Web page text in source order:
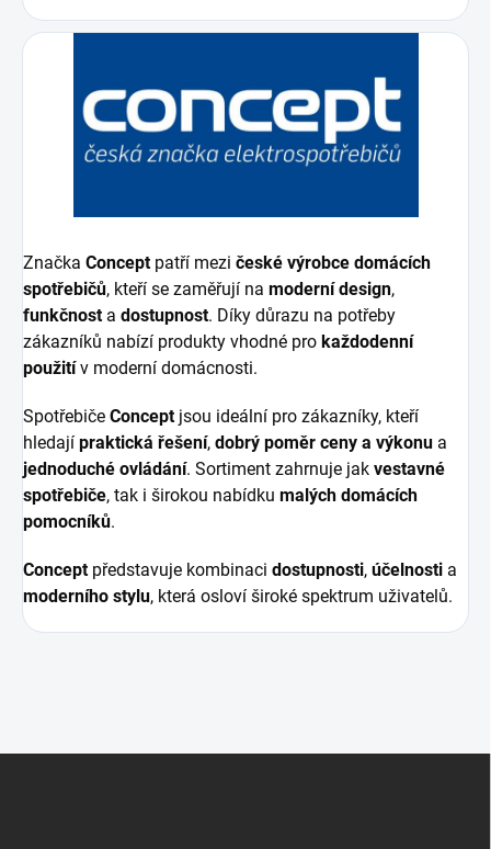
Značka Conceptpatří mezi české výrobce domácích
spotřebičů, kteří se zaměřují na moderní design,
funkčnosta dostupnost. Díky důrazu na potřeby
zákazníků nabízí produkty vhodné pro každodenní
použitív moderní domácnosti.
Spotřebiče Conceptjsou ideální pro zákazníky, kteří
hledají praktická řešení, dobrý poměr ceny a výkonu a
jednoduché ovládání. Sortiment zahrnuje jak vestavné
spotřebiče, tak i širokou nabídku malých domácích
pomocníků.
Conceptpředstavuje kombinaci dostupnosti, účelnosti a
moderního stylu, která osloví široké spektrum uživatelů.